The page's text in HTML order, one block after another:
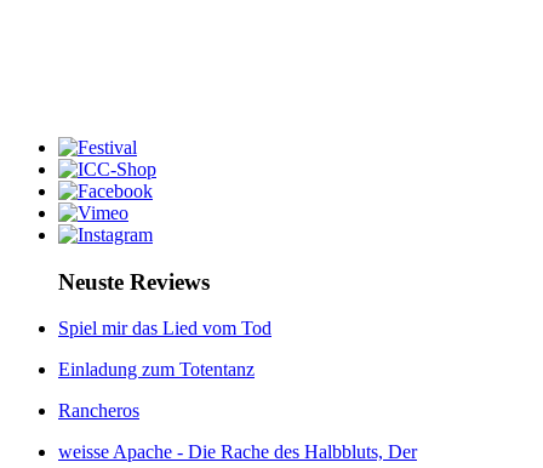
Neuste Reviews
Spiel mir das Lied vom Tod
Einladung zum Totentanz
Rancheros
weisse Apache - Die Rache des Halbbluts, Der